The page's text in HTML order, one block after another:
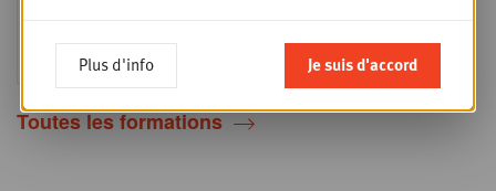
24
2026
Sales & Nego summit 2026
Toutes les formations
Plus d'info Je suis d'accord